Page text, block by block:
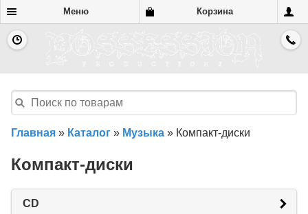
Меню Корзина
Главная » Каталог » Музыка » Компакт-диски
Компакт-диски
CD